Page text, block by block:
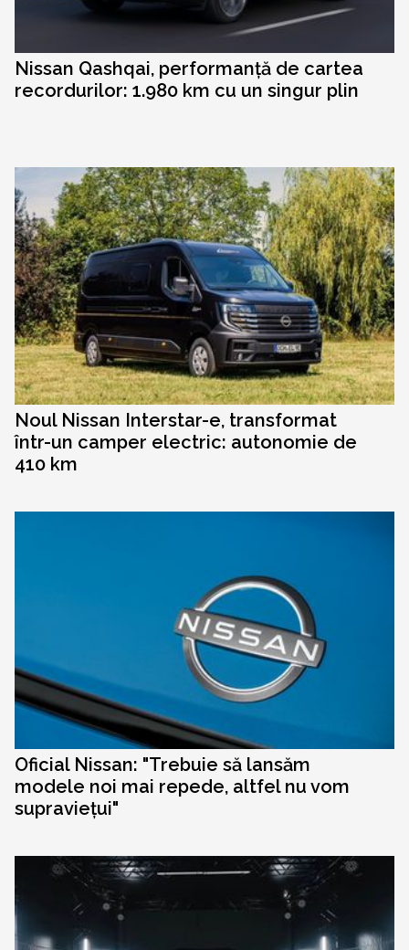
Nissan Qashqai, performanță de cartea
recordurilor: 1.980 km cu un singur plin
Noul Nissan Interstar-e, transformat
într-un camper electric: autonomie de
410 km
Oficial Nissan: "Trebuie să lansăm
modele noi mai repede, altfel nu vom
supraviețui"